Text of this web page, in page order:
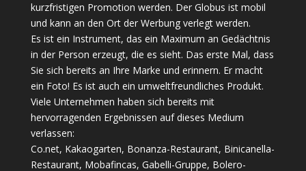
kurzfristigen Promotion werden. Der Globus ist mobil
und kann an den Ort der Werbung verlegt werden.
Es ist ein Instrument, das ein Maximum an Gedächtnis
in der Person erzeugt, die es sieht. Das erste Mal, dass
Sie sich bereits an Ihre Marke und erinnern. Er macht
ein Foto! Es ist auch ein umweltfreundliches Produkt.
Viele Unternehmen haben sich bereits mit
hervorragenden Ergebnissen auf dieses Medium
verlassen:
Co.net, Kakaogarten, Bonanza-Restaurant, Binicanella-
Restaurant, Mobafincas, Gabelli-Gruppe, Bolero-